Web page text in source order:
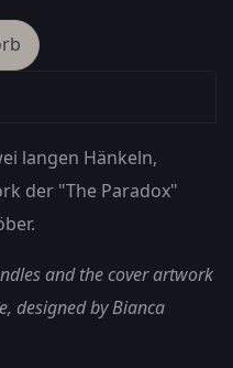
langen Hänkeln,
der "The Paradox"
and the cover artwork
designed by Bianca